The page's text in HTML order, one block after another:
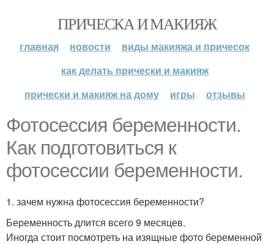
ПРИЧЕСКА И МАКИЯЖ
главная новости
виды макияжа и причесок
как делать прически и макияж
прически и макияж на дому
игры отзывы
Фотосессия беременности.
Как подготовиться к
фотосессии беременности.
1. зачем нужна фотосессия беременности?
Беременность длится всего 9 месяцев.
Иногда стоит посмотреть на изящные фото беременной